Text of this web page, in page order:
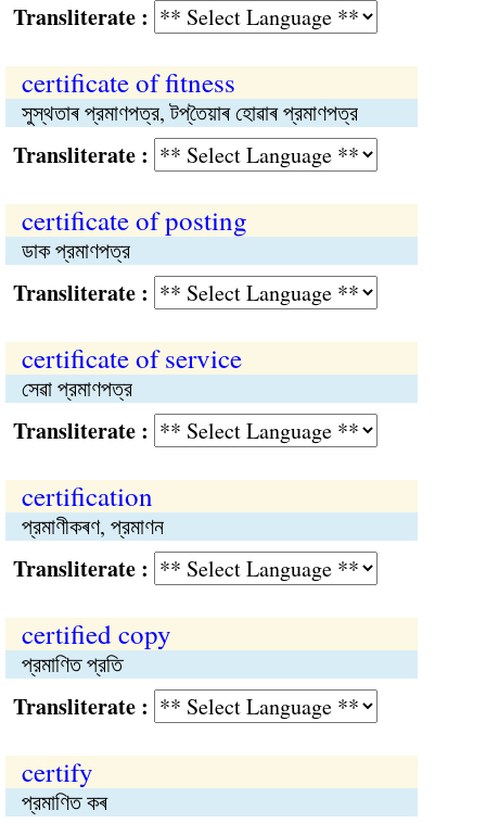
:
certificate of fitness
সুস্থতাৰ প্রমাণপত্র, টপ্‌তৈয়াৰ হোৱাৰ প্রমাণপত্র
:
certificate of posting
ডাক প্রমাণপত্র
:
certificate of service
সেৱা প্রমাণপত্র
:
certification
প্রমাণীকৰণ, প্রমাণন
:
certified copy
প্রমাণিত প্রতি
:
certify
প্রমাণিত কৰ